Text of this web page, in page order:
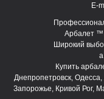
Арбалет ™
Широкий
Купить
Днепропетровск,
Запорожье, Кривой Рог,
E-